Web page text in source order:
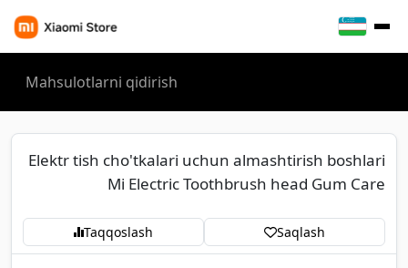
Elektr tish cho'tkalari uchun almashtirish boshlari
Mi Electric Toothbrush head Gum Care
Taqqoslash Saqlash